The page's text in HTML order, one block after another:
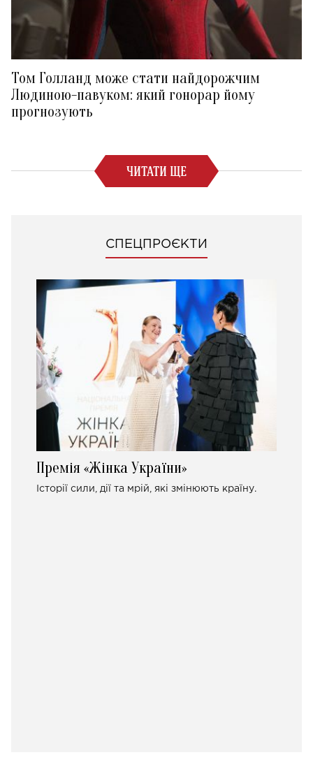
Том Голланд може стати найдорожчим
Людиною-павуком: який гонорар йому
прогнозують
ЧИТАТИ ЩЕ
СПЕЦПРОЄКТИ
Премія «Жінка України»
Історії сили, дії та мрій, які змінюють країну.